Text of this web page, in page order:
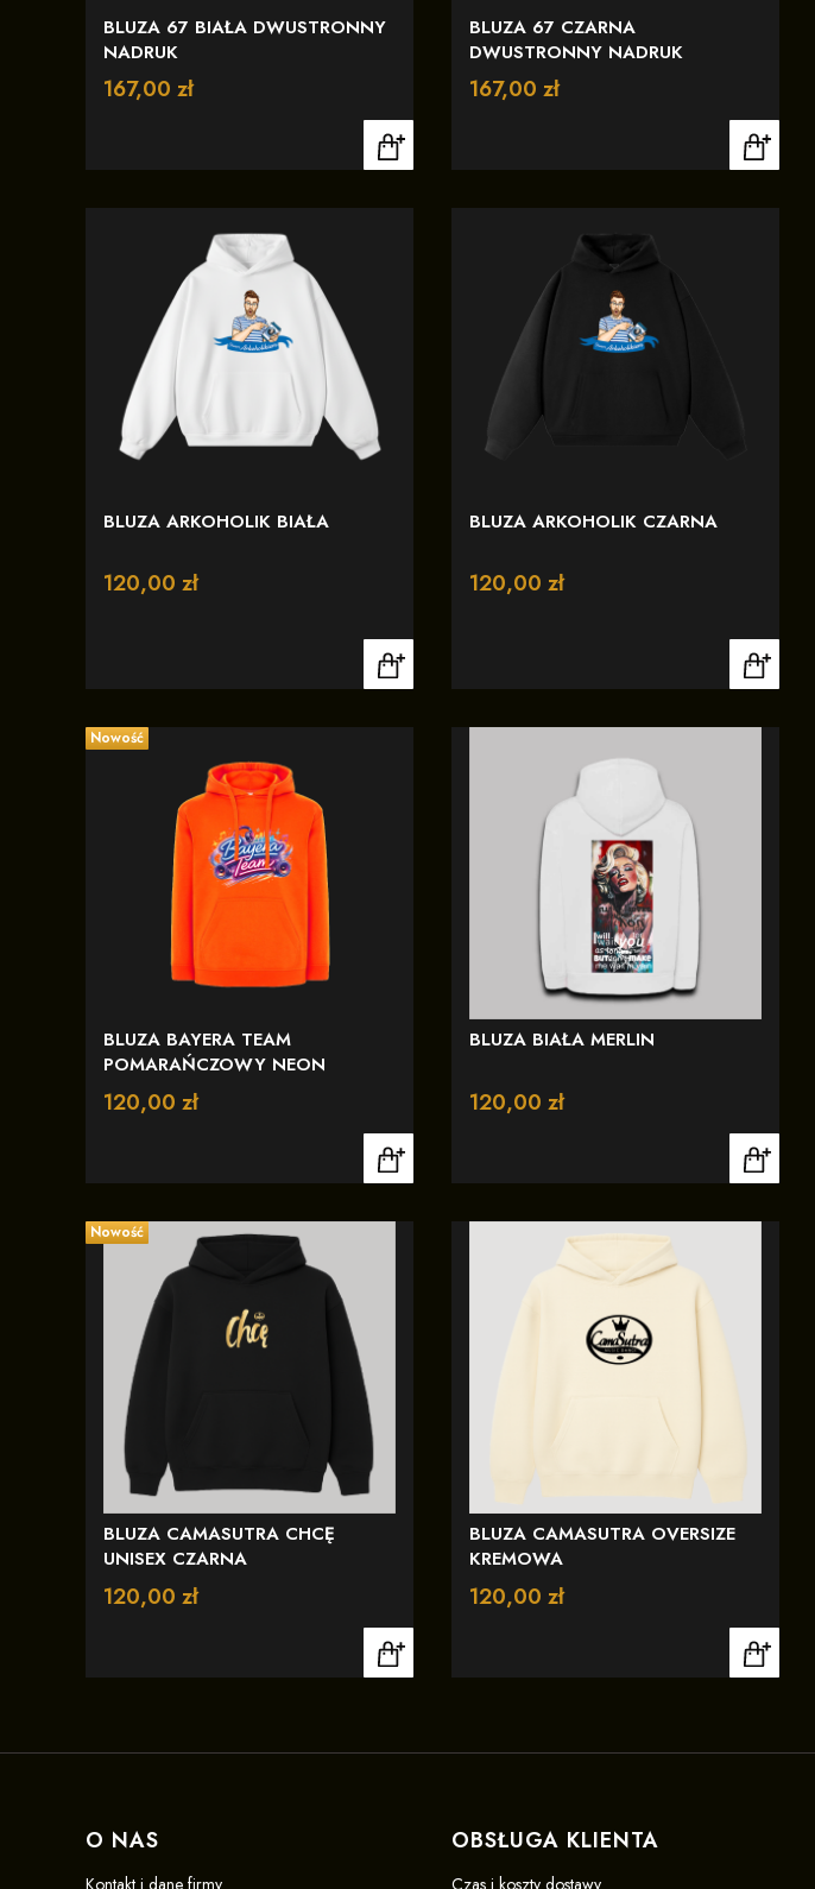
BLUZA 67 BIAŁA DWUSTRONNY
NADRUK
Cena
167,00 zł
BLUZA 67 CZARNA
DWUSTRONNY NADRUK
Cena
167,00 zł
BLUZA ARKOHOLIK BIAŁA
Cena
120,00 zł
BLUZA ARKOHOLIK CZARNA
Cena
120,00 zł
Nowość
BLUZA BAYERA TEAM
POMARAŃCZOWY NEON
Cena
120,00 zł
BLUZA BIAŁA MERLIN
Cena
120,00 zł
Nowość
BLUZA CAMASUTRA CHCĘ
UNISEX CZARNA
Cena
120,00 zł
BLUZA CAMASUTRA OVERSIZE
KREMOWA
Cena
120,00 zł
Linki w stopce
O NAS
Kontakt i dane firmy
OBSŁUGA KLIENTA
Czas i koszty dostawy